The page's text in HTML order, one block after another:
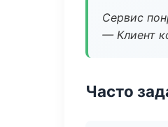
Сервис
— Клиент
Часто